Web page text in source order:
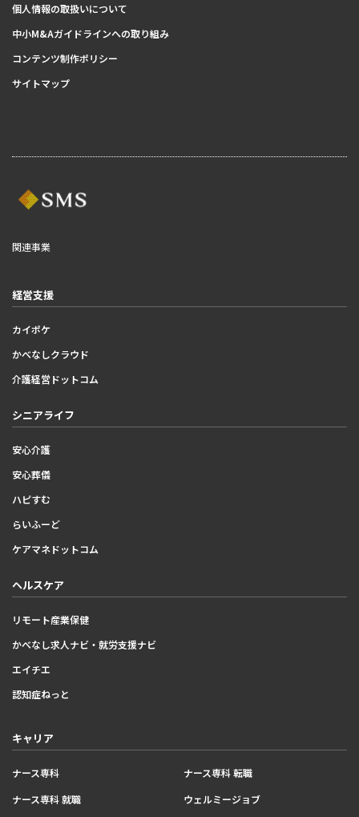
個人情報の取扱いについて
中小M&Aガイドラインへの取り組み
コンテンツ制作ポリシー
サイトマップ
関連事業
経営支援
カイポケ
かべなしクラウド
介護経営ドットコム
シニアライフ
安心介護
安心葬儀
ハピすむ
らいふーど
ケアマネドットコム
ヘルスケア
リモート産業保健
かべなし求人ナビ・就労支援ナビ
エイチエ
認知症ねっと
キャリア
ナース専科
ナース専科 転職
ナース専科 就職
ウェルミージョブ